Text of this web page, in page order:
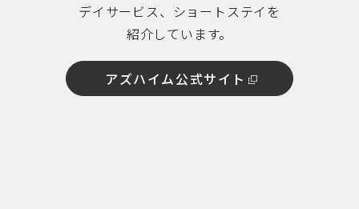
デイサービス、ショートステイを
紹介しています。
アズハイム公式サイト